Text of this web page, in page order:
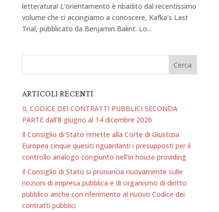
letteratura! L’orientamento è ribadito dal recentissimo
volume che ci accingiamo a conoscere, Kafka’s Last
Trial, pubblicato da Benjamin Balint. Lo...
ARTICOLI RECENTI
IL CODICE DEI CONTRATTI PUBBLICI SECONDA
PARTE dall’8 giugno al 14 dicembre 2026
Il Consiglio di Stato rimette alla Corte di Giustizia
Europea cinque quesiti riguardanti i presupposti per il
controllo analogo congiunto nell’in house providing
Il Consiglio di Stato si pronuncia nuovamente sulle
nozioni di impresa pubblica e di organismo di diritto
pubblico anche con riferimento al nuovo Codice dei
contratti pubblici